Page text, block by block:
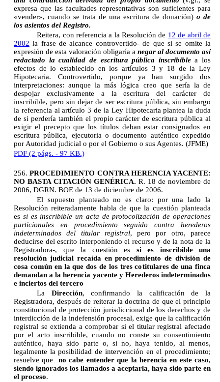
expresa que las facultades representativas son suficientes para
«vender», cuando se trata de una escritura de donación) o de
los asientos del Registro.
Reitera, con referencia a la Resolución de 12 de abril de
2002 la frase de alcance controvertido- de que si se omite la
expresión de esta valoración obligaría a negar al documento así
redactado la cualidad de escritura pública inscribiblea los
efectos de lo establecido en los artículos 3 y 18 de la Ley
Hipotecaria. Controvertido, porque ya han surgido dos
interpretaciones: aunque la más lógica creo que sería la de
despojar exclusivamente a la escritura del carácter de
inscribible, pero sin dejar de ser escritura pública, sin embargo
la referencia al artículo 3 de la Ley Hipotecaria plantea la duda
de si perdería también el propio carácter de escritura pública al
exigir el precepto que los títulos deban estar consignados en
escritura pública, ejecutoria o documento auténtico expedido
por Autoridad judicial o por el Gobierno o sus Agentes. (JFME)
PDF (2 págs. - 97 KB.)
256.PROCEDIMIENTO CONTRA HERENCIA YACENTE:
NO BASTA CITACIÓN GENÉRICA. R. 18 de noviembre de
2006, DGRN. BOE de 13 de diciembre de 2006.
El supuesto planteado no es claro: por una lado la
Resolución reiteradamente habla de que la cuestión planteada
es  si es inscribible un acta de protocolización de operaciones
particionales en procedimiento seguido contra herederos
indeterminados del titular registral, pero por otro, parece
deducirse del escrito interponiendo el recurso y de la nota de la
Registradora-, que la cuestión es si es inscribible una
resolución judicial recaída en procedimiento de división de
cosa común en la que dos de los tres cotitulares de una finca
demandan a la herencia yacente y Herederos indeterminados
e inciertos del tercero
La Dirección, confirmando la calificación de la
Registradora, después de reiterar la doctrina de que el principio
constitucional de protección jurisdiccional de los derechos y de
interdicción de la indefensión procesal, exige que la calificación
registral se extienda a comprobar si el titular registral afectado
por el acto inscribible, cuando no conste su consentimiento
auténtico, haya sido parte o, si no, haya tenido, al menos,
legalmente la posibilidad de intervención en el procedimiento;
resuelve queno cabe entender que la herencia en este caso,
siendo ignorados los llamados a aceptarla, haya sido parte en
el proceso.